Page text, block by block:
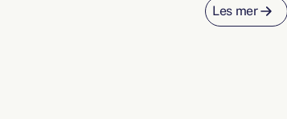
Les mer